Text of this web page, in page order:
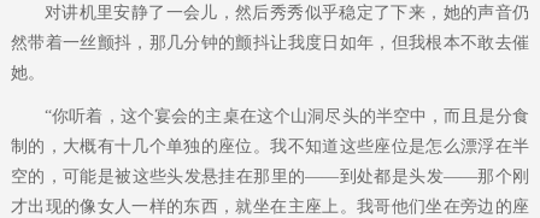
对讲机里安静了一会儿，然后秀秀似乎稳定了下来，她的声音仍
然带着一丝颤抖，那几分钟的颤抖让我度日如年，但我根本不敢去催
她。
“你听着，这个宴会的主桌在这个山洞尽头的半空中，而且是分食
制的，大概有十几个单独的座位。我不知道这些座位是怎么漂浮在半
空的，可能是被这些头发悬挂在那里的——到处都是头发——那个刚
才出现的像女人一样的东西，就坐在主座上。我哥他们坐在旁边的座